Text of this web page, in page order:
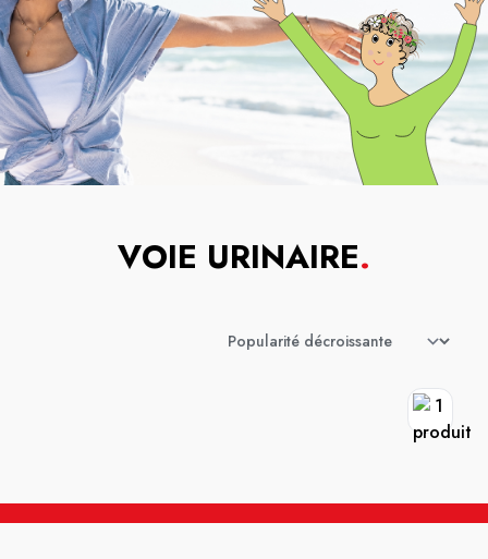
VOIE URINAIRE.